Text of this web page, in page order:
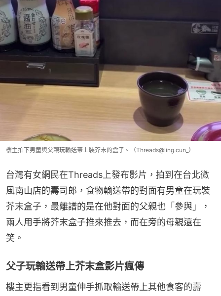
樓主拍下男童與父親玩輸送帶上裝芥末的盒子。（Threads@ling.cun_）
台灣有女網民在Threads上發布影片，拍到在台北微
風南山店的壽司郎，食物輸送帶的對面有男童在玩裝
芥末盒子，最離譜的是在他對面的父親也「參與」，
兩人用手將芥末盒子推來推去，而在旁的母親還在
笑。
父子玩輸送帶上芥末盒影片瘋傳
樓主更指看到男童伸手抓取輸送帶上其他食客的壽